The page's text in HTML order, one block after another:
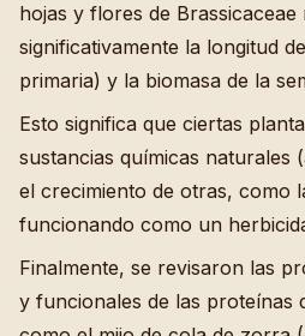
hojas y flores de Brassicaceae
significativamente la longitud
primaria) y la biomasa de la
Esto significa que ciertas
sustancias químicas naturales
el crecimiento de otras, como
funcionando como un
Finalmente, se revisaron las
y funcionales de las proteínas